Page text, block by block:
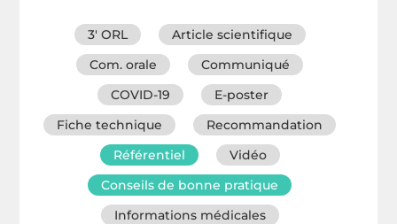
3′ ORL
Article scientifique
Com. orale
Communiqué
COVID-19
E-poster
Fiche technique
Recommandation
Référentiel
Vidéo
Conseils de bonne pratique
Informations médicales